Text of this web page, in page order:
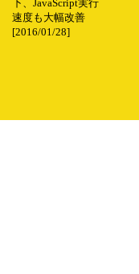
下、JavaScript実行
速度も大幅改善
[2016/01/28]